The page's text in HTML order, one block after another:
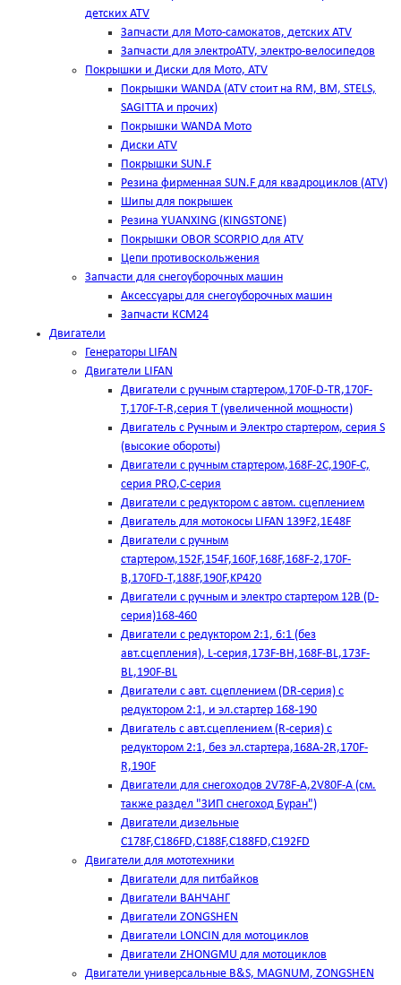
детских ATV
Запчасти для Мото-самокатов, детских ATV
Запчасти для электроATV, электро-велосипедов
Покрышки и Диски для Мото, ATV
Покрышки WANDA (АТV стоит на RM, BM, STELS,
SAGITTA и прочих)
Покрышки WANDA Мото
Диски ATV
Покрышки SUN.F
Резина фирменная SUN.F для квадроциклов (АТV)
Шипы для покрышек
Резина YUANXING (KINGSTONE)
Покрышки OBOR SCORPIO для ATV
Цепи противоскольжения
Запчасти для снегоуборочных машин
Аксессуары для снегоуборочных машин
Запчасти КСМ24
Двигатели
Генераторы LIFAN
Двигатели LIFAN
Двигатели с ручным стартером,170F-D-TR,170F-
T,170F-T-R,серия Т (увеличенной мощности)
Двигатель с Ручным и Электро стартером, серия S
(высокие обороты)
Двигатели с ручным стартером,168F-2C,190F-C,
серия PRO,C-серия
Двигатели с редуктором с автом. сцеплением
Двигатель для мотокосы LIFAN 139F2,1E48F
Двигатели с ручным
стартером,152F,154F,160F,168F,168F-2,170F-
B,170FD-T,188F,190F,KP420
Двигатели с ручным и электро стартером 12В (D-
серия)168-460
Двигатели с редуктором 2:1, 6:1 (без
авт.сцепления), L-серия,173F-BH,168F-BL,173F-
BL,190F-BL
Двигатели с авт. сцеплением (DR-серия) с
редуктором 2:1, и эл.стартер 168-190
Двигатель с авт.сцеплением (R-серия) с
редуктором 2:1, без эл.стартера,168А-2R,170F-
R,190F
Двигатели для снегоходов 2V78F-A,2V80F-A (см.
также раздел "ЗИП снегоход Буран")
Двигатели дизельные
C178F,С186FD,C188F,C188FD,C192FD
Двигатели для мототехники
Двигатели для питбайков
Двигатели ВАНЧАНГ
Двигатели ZONGSHEN
Двигатели LONCIN для мотоциклов
Двигатели ZHONGMU для мотоциклов
Двигатели универсальные B&S, MAGNUM, ZONGSHEN